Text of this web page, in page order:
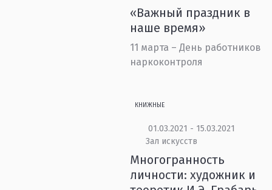
«Важный праздник в
наше время»
11 марта – День работников
наркоконтроля
КНИЖНЫЕ
01.03.2021 - 15.03.2021
Зал искусств
Многогранность
личности: художник и